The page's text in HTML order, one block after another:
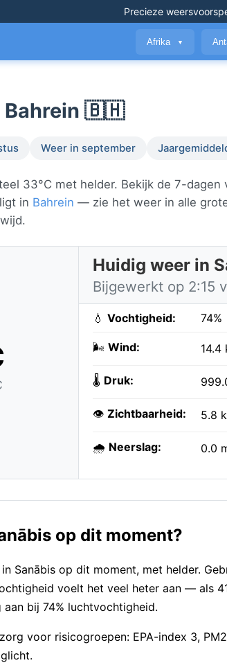
Precieze
Afrika ▼
Bahrein 🇧🇭
Weer in september
33°C met helder. Bekijk de 7-
in Bahrein — zie het weer in alle
Huidig weer in
Bijgewerkt op 2:15
💧 Vochtigheid: 74%
🌬️ Wind: 14.4
🌡️ Druk:
👁️ Zichtbaarheid: 5.8
🌧️ Neerslag: 0.0
op dit moment?
Sanābis op dit moment, met helder.
voelt het veel heter aan — als
bij 74% luchtvochtigheid.
voor risicogroepen: EPA-index 3,